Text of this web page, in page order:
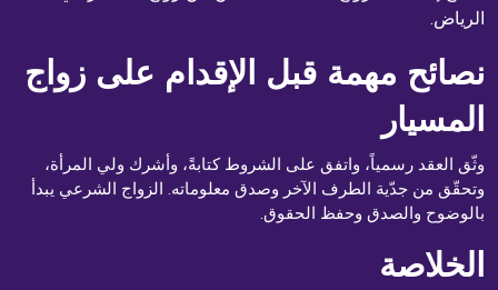
الرياض.
نصائح مهمة قبل الإقدام على زواج
المسيار
وثّق العقد رسمياً، واتفق على الشروط كتابةً، وأشرك ولي المرأة،
وتحقّق من جدّية الطرف الآخر وصدق معلوماته. الزواج الشرعي يبدأ
بالوضوح والصدق وحفظ الحقوق.
الخلاصة